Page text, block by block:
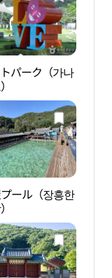
パーク（가나
ール（장흥한